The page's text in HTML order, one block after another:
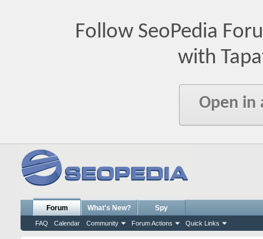
Follow SeoPedia
with
Open in
Forum
FAQ Calendar Community Forum Actions Quick Links
What's New? Spy